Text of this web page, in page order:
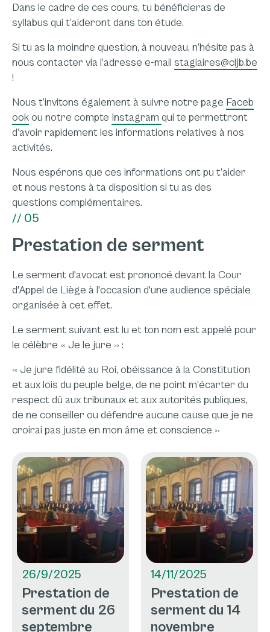
Dans le cadre de ces cours, tu bénéficieras de
syllabus qui t’aideront dans ton étude.
Si tu as la moindre question, à nouveau, n’hésite pas à
nous contacter via l’adresse e-mail stagiaires@cljb.be
!
Nous t’invitons également à suivre notre page Faceb
ookou notre compte Instagram qui te permettront
d’avoir rapidement les informations relatives à nos
activités.
Nous espérons que ces informations ont pu t’aider
et nous restons à ta disposition si tu as des
questions complémentaires.
// 05
Prestation de serment
Le serment d'avocat est prononcé devant la Cour
d'Appel de Liège à l'occasion d'une audience spéciale
organisée à cet effet.
Le serment suivant est lu et ton nom est appelé pour
le célèbre « Je le jure » :
« Je jure fidélité au Roi, obéissance à la Constitution
et aux lois du peuple belge, de ne point m’écarter du
respect dû aux tribunaux et aux autorités publiques,
de ne conseiller ou défendre aucune cause que je ne
croirai pas juste en mon âme et conscience »
26/9/2025
Prestation de
serment du 26
septembre
14/11/2025
Prestation de
serment du 14
novembre